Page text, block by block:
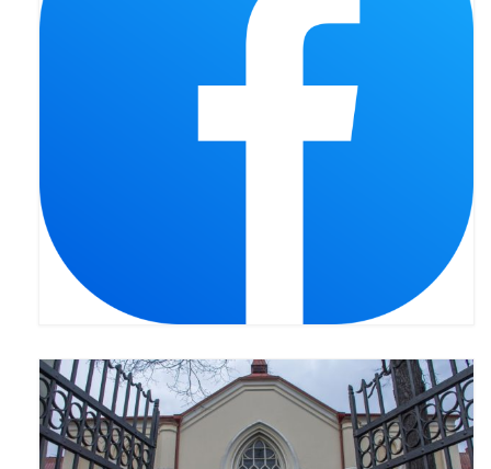
Bierzmowanie 24.10.2022r.
Odpust 2022
Złoty Jubileusz
Pasterka 2021
Odpust 2021
Kościół Stacyjny Wielkiego Postu 2021
Pierwsza Komunia Święta